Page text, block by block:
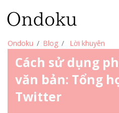
Ondoku Blog Lời khuyên
Cách sử dụng
văn bản: Tổng
Twitter